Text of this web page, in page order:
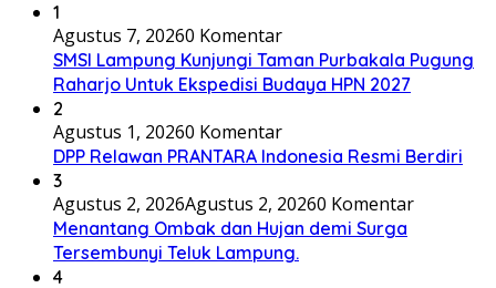
1
Agustus 7, 20260 Komentar
SMSI Lampung Kunjungi Taman Purbakala Pugung
Raharjo Untuk Ekspedisi Budaya HPN 2027
2
Agustus 1, 20260 Komentar
DPP Relawan PRANTARA Indonesia Resmi Berdiri
3
Agustus 2, 2026Agustus 2, 20260 Komentar
Menantang Ombak dan Hujan demi Surga
Tersembunyi Teluk Lampung.
4